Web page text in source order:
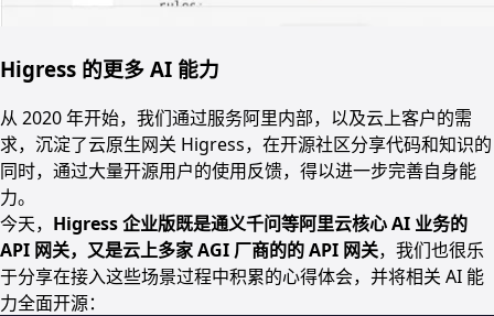
Higress 的更多 AI 能力
从 2020 年开始，我们通过服务阿里内部，以及云上客户的需
求，沉淀了云原生网关 Higress，在开源社区分享代码和知识的
同时，通过大量开源用户的使用反馈，得以进一步完善自身能
力。
今天， Higress 企业版既是通义千问等阿里云核心 AI 业务的
API 网关，又是云上多家 AGI 厂商的的 API 网关，我们也很乐
于分享在接入这些场景过程中积累的心得体会，并将相关 AI 能
力全面开源：